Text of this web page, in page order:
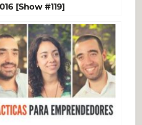
[Show #119]